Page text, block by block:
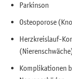
Parkinson
Osteoporose
Herzkreislauf-
Komplikationen